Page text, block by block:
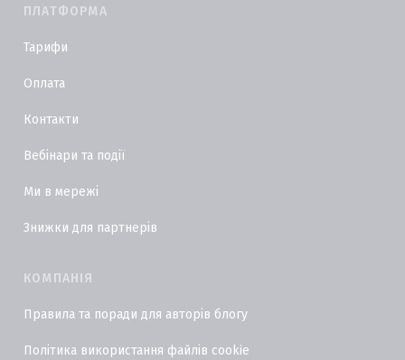
ПЛАТФОРМА
Тарифи
Оплата
Контакти
Вебінари та події
Ми в мережі
Знижки для партнерів
КОМПАНІЯ
Правила та поради для авторів блогу
Політика використання файлів cookie